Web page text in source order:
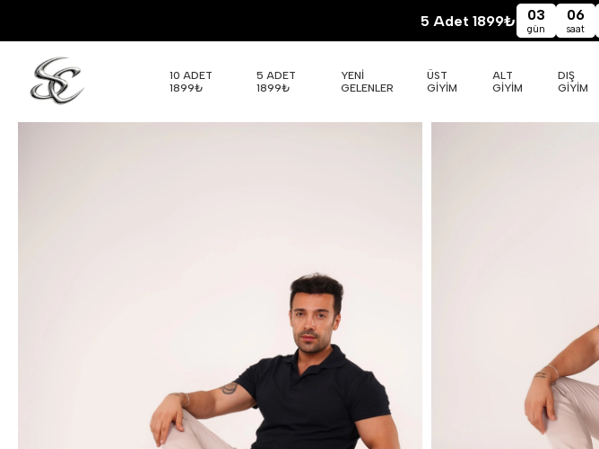
5 Adet 1899₺ 03
gün
06
saat
10 ADET
1899₺
5 ADET
1899₺
YENİ
GELENLER
ÜST
GİYİM
ALT
GİYİM
DIŞ
GİYİM